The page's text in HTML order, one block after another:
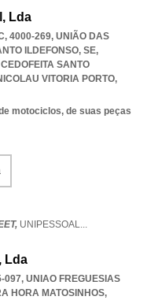
Lda
4000-269, UNIÃO DAS
ILDEFONSO, SE,
SANTO
VITORIA PORTO,
motociclos, de suas peças
UNIPESSOAL...
Lda
097, UNIAO FREGUESIAS
HORA MATOSINHOS,